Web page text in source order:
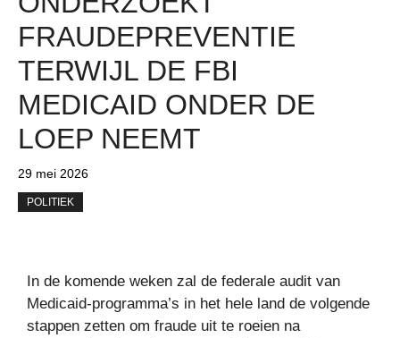
FRAUDEPREVENTIE
TERWIJL DE FBI
MEDICAID ONDER DE
LOEP NEEMT
29 mei 2026
POLITIEK
In de komende weken zal de federale audit van
Medicaid-programma’s in het hele land de volgende
stappen zetten om fraude uit te roeien na